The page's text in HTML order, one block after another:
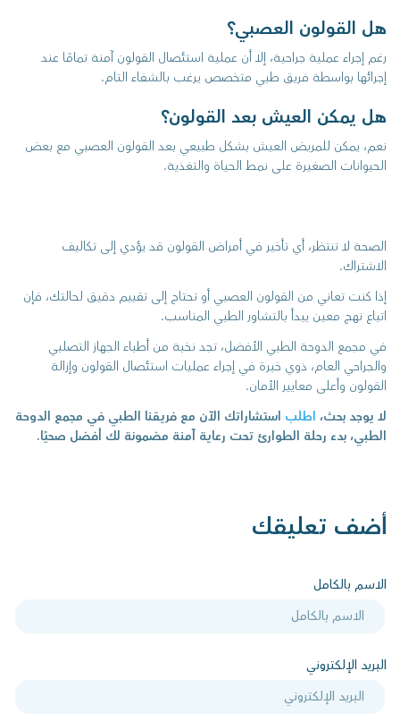
هل القولون العصبي؟
رغم إجراء عملية جراحية، إلا أن عملية استئصال القولون آمنة تمامًا عند
إجرائها بواسطة فريق طبي متخصص يرغب بالشفاء التام.
هل يمكن العيش بعد القولون؟
نعم، يمكن للمريض العيش بشكل طبيعي بعد القولون العصبي مع بعض
الحيوانات الصغيرة على نمط الحياة والتغذية.
الصحة لا تنتظر، أي تأخير في أمراض القولون قد يؤدي إلى تكاليف
الاشتراك.
إذا كنت تعاني من القولون العصبي أو تحتاج إلى تقييم دقيق لحالتك، فإن
اتباع نهج معين يبدأ بالتشاور الطبي المناسب.
في مجمع الدوحة الطبي الأفضل، تجد نخبة من أطباء الجهاز التصلبي
والجراحي العام، ذوي خبرة في إجراء عمليات استئصال القولون وإزالة
القولون وأعلى معايير الأمان.
لا يوجد بحث، اطلب استشاراتك الآن مع فريقنا الطبي في مجمع الدوحة
الطبي، بدء رحلة الطوارئ تحت رعاية آمنة مضمونة لك أفضل صحيًا.
أضف تعليقك
الاسم بالكامل
البريد الإلكتروني